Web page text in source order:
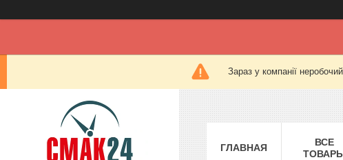
Зараз у компанії
ГЛАВНАЯ
ВСЕ